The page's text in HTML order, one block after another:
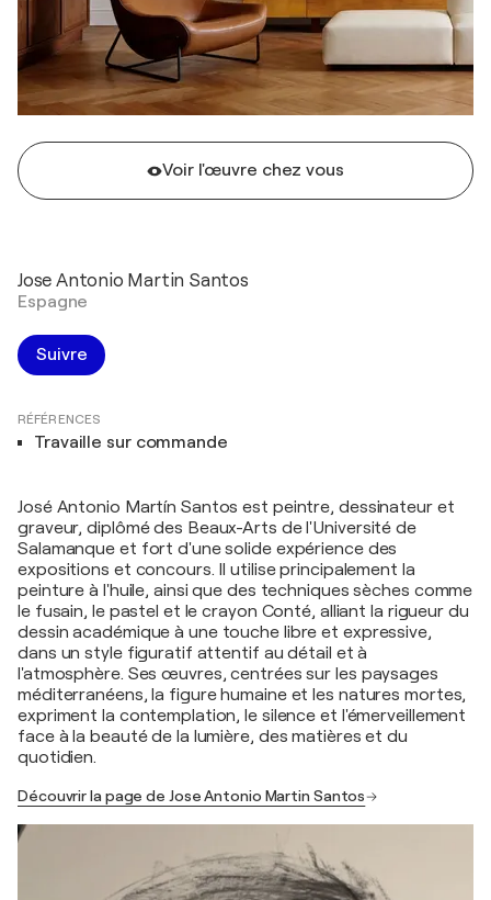
Voir l'œuvre chez vous
Jose Antonio Martin Santos
Espagne
Suivre
RÉFÉRENCES
Travaille sur commande
José Antonio Martín Santos est peintre, dessinateur et
graveur, diplômé des Beaux-Arts de l'Université de
Salamanque et fort d'une solide expérience des
expositions et concours. Il utilise principalement la
peinture à l'huile, ainsi que des techniques sèches comme
le fusain, le pastel et le crayon Conté, alliant la rigueur du
dessin académique à une touche libre et expressive,
dans un style figuratif attentif au détail et à
l'atmosphère. Ses œuvres, centrées sur les paysages
méditerranéens, la figure humaine et les natures mortes,
expriment la contemplation, le silence et l'émerveillement
face à la beauté de la lumière, des matières et du
quotidien.
Découvrir la page de Jose Antonio Martin Santos